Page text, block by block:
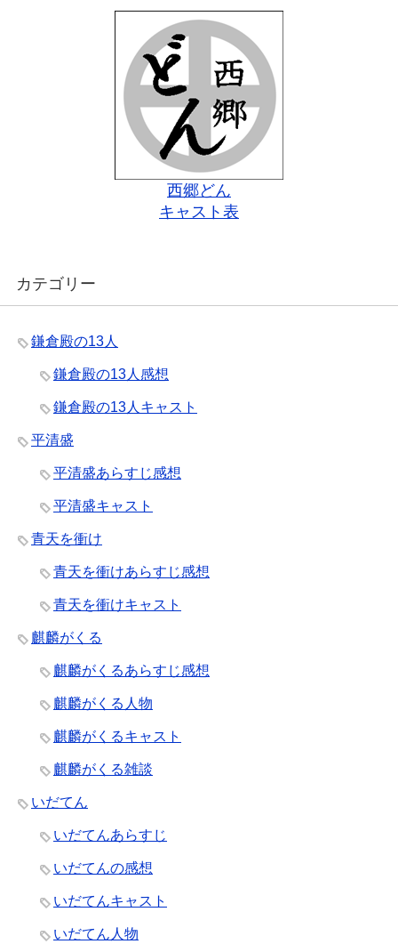
西郷どん
キャスト表
カテゴリー
鎌倉殿の13人
鎌倉殿の13人感想
鎌倉殿の13人キャスト
平清盛
平清盛あらすじ感想
平清盛キャスト
青天を衝け
青天を衝けあらすじ感想
青天を衝けキャスト
麒麟がくる
麒麟がくるあらすじ感想
麒麟がくる人物
麒麟がくるキャスト
麒麟がくる雑談
いだてん
いだてんあらすじ
いだてんの感想
いだてんキャスト
いだてん人物